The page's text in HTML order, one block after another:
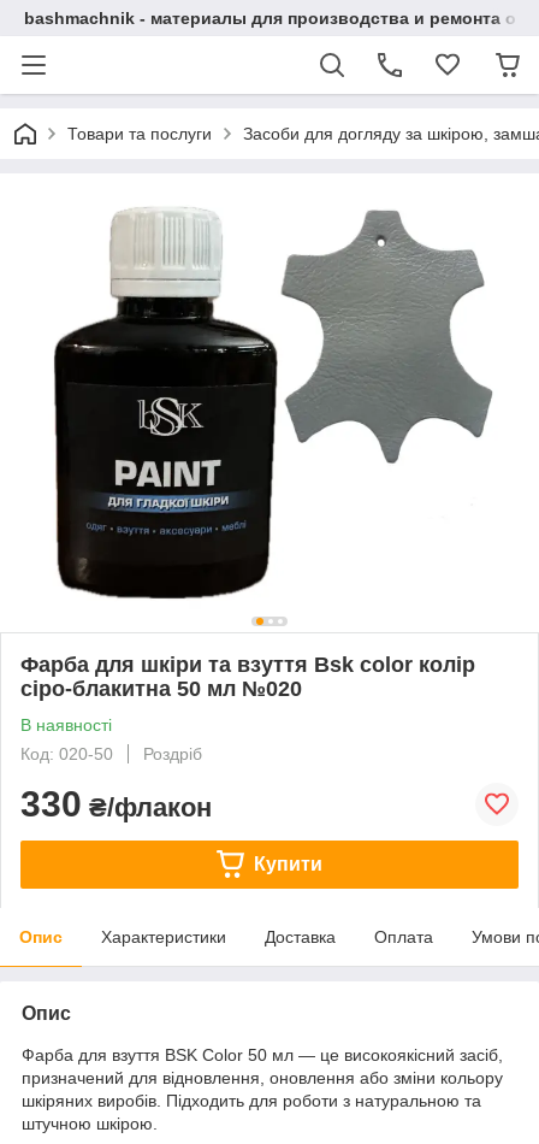
bashmachnik - материалы для производства и ремонта
Товари та послуги Засоби для догляду за шкірою,
Фарба для шкіри та взуття Bsk color колір
сіро-блакитна 50 мл №020
В наявності
Код: 020-50
Роздріб
330 ₴/флакон
Купити
Опис Характеристики Доставка Оплата Умови
Опис
Фарба для взуття BSK Color 50 мл — це високоякісний засіб,
призначений для відновлення, оновлення або зміни кольору
шкіряних виробів. Підходить для роботи з натуральною та
штучною шкірою.